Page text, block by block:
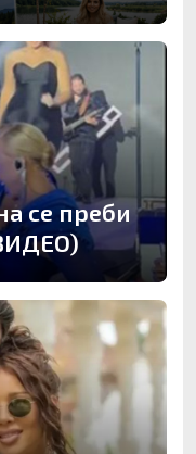
се преби